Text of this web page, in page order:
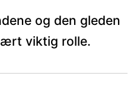
og den gleden
viktig rolle.